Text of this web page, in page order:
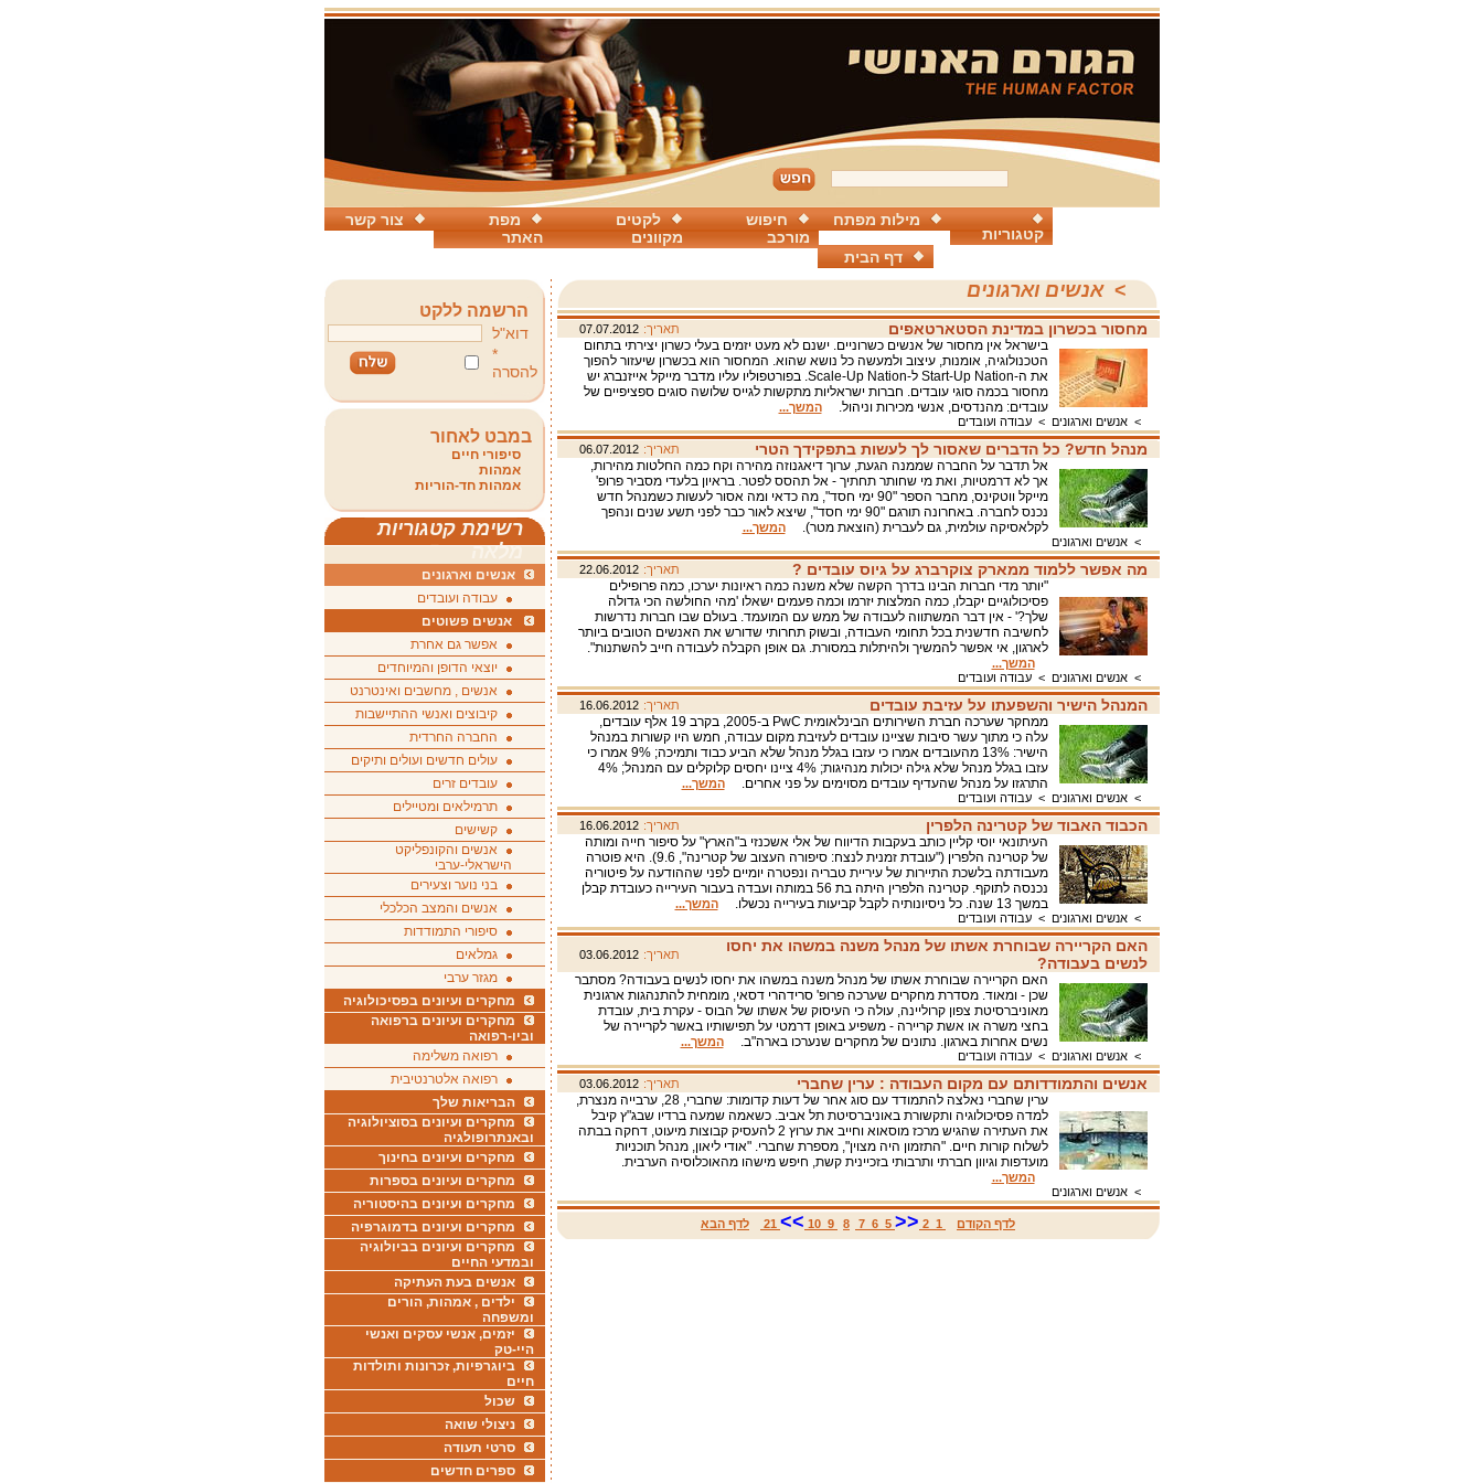
צור קשר
מפת
האתר
לקטים
מקוונים
חיפוש
מורכב
מילות מפתח
קטגוריות
דף הבית
>אנשים וארגונים
מחסור בכשרון במדינת הסטארטאפים תאריך: 07.07.2012
בישראל אין מחסור של אנשים כשרוניים. ישנם לא מעט יזמים בעלי כשרון יצירתי בתחום
הטכנולוגיה, אומנות, עיצוב ולמעשה כל נושא שהוא. המחסור הוא בכשרון שיעזור להפוך
את ה-Start-Up Nation ל-Scale-Up Nation. בפורטפוליו עליו מדבר מייקל אייזנברג יש
מחסור בכמה סוגי עובדים. חברות ישראליות מתקשות לגייס שלושה סוגים ספציפיים של
עובדים: מהנדסים, אנשי מכירות וניהול.המשך...
>אנשים וארגונים >עבודה ועובדים
מנהל חדש? כל הדברים שאסור לך לעשות בתפקידך הטרי תאריך: 06.07.2012
אל תדבר על החברה שממנה הגעת, ערוך דיאגנוזה מהירה וקח כמה החלטות מהירות,
אך לא דרמטיות, ואת מי שחותר תחתיך - אל תהסס לפטר. בראיון בלעדי מסביר פרופ'
מייקל ווטקינס, מחבר הספר "90 ימי חסד", מה כדאי ומה אסור לעשות כשמנהל חדש
נכנס לחברה. באחרונה תורגם "90 ימי חסד", שיצא לאור כבר לפני תשע שנים ונהפך
לקלאסיקה עולמית, גם לעברית (הוצאת מטר).המשך...
>אנשים וארגונים
מה אפשר ללמוד ממארק צוקרברג על גיוס עובדים ? תאריך: 22.06.2012
"יותר מדי חברות הבינו בדרך הקשה שלא משנה כמה ראיונות יערכו, כמה פרופילים
פסיכולוגיים יקבלו, כמה המלצות יזרמו וכמה פעמים ישאלו 'מהי החולשה הכי גדולה
שלך?' - אין דבר המשתווה לעבודה של ממש עם המועמד. בעולם שבו חברות נדרשות
לחשיבה חדשנית בכל תחומי העבודה, ובשוק תחרותי שדורש את האנשים הטובים ביותר
לארגון, אי אפשר להמשיך ולהיתלות במסורת. גם אופן הקבלה לעבודה חייב להשתנות".
המשך...
>אנשים וארגונים >עבודה ועובדים
המנהל הישיר והשפעתו על עזיבת עובדים תאריך: 16.06.2012
ממחקר שערכה חברת השירותים הבינלאומית PwC ב-2005, בקרב 19 אלף עובדים,
עלה כי מתוך עשר סיבות שציינו עובדים לעזיבת מקום עבודה, חמש היו קשורות במנהל
הישיר: 13% מהעובדים אמרו כי עזבו בגלל מנהל שלא הביע כבוד ותמיכה; 9% אמרו כי
עזבו בגלל מנהל שלא גילה יכולות מנהיגות; 4% ציינו יחסים קלוקלים עם המנהל; 4%
התרגזו על מנהל שהעדיף עובדים מסוימים על פני אחרים.המשך...
>אנשים וארגונים >עבודה ועובדים
הכבוד האבוד של קטרינה הלפרין תאריך: 16.06.2012
העיתונאי יוסי קליין כותב בעקבות הדיווח של אלי אשכנזי ב"הארץ" על סיפור חייה ומותה
של קטרינה הלפרין ("עובדת זמנית לנצח: סיפורה העצוב של קטרינה", 9.6). היא פוטרה
מעבודתה בלשכת התיירות של עיריית טבריה ונפטרה יומיים לפני שההודעה על פיטוריה
נכנסה לתוקף. קטרינה הלפרין היתה בת 56 במותה ועבדה בעבור העירייה כעובדת קבלן
במשך 13 שנה. כל ניסיונותיה לקבל קביעות בעירייה נכשלו.
המשך...
>אנשים וארגונים >עבודה ועובדים
האם הקריירה שבוחרת אשתו של מנהל משנה במשהו את יחסו
לנשים בעבודה?
תאריך: 03.06.2012
האם הקריירה שבוחרת אשתו של מנהל משנה במשהו את יחסו לנשים בעבודה? מסתבר
שכן - ומאוד. מסדרת מחקרים שערכה פרופ' סרידהרי דסאי, מומחית להתנהגות ארגונית
מאוניברסיטת צפון קרוליינה, עולה כי העיסוק של אשתו של הבוס - עקרת בית, עובדת
בחצי משרה או אשת קריירה - משפיע באופן דרמטי על תפישותיו באשר לקריירה של
נשים אחרות בארגון. נתונים של מחקרים שנערכו בארה"ב.המשך...
>אנשים וארגונים >עבודה ועובדים
אנשים והתמודדותם עם מקום העבודה : ערין שחברי תאריך: 03.06.2012
ערין שחברי נאלצה להתמודד עם סוג אחר של דעות קדומות: שחברי, 28, ערבייה מנצרת,
למדה פסיכולוגיה ותקשורת באוניברסיטת תל אביב. כשאמה שמעה ברדיו שבג"ץ קיבל
את העתירה שהגיש מרכז מוסאוא וחייב את ערוץ 2 להעסיק קבוצות מיעוט, דחקה בבתה
לשלוח קורות חיים. "התזמון היה מצוין", מספרת שחברי. "אודי ליאון, מנהל תוכניות
מועדפות וגיוון חברתי ותרבותי בזכיינית קשת, חיפש מישהו מהאוכלוסיה הערבית.
המשך...
>אנשים וארגונים
לדף הקודם 1
2
<<
5
6
7
8
9
10
>>
21 לדף הבא
הרשמה ללקט
דוא"ל
*
להסרה
במבט לאחור
סיפורי חיים
אמהות
אמהות חד-הוריות
רשימת קטגוריות
מלאה
אנשים וארגונים
עבודה ועובדים
אנשים פשוטים
אפשר גם אחרת
יוצאי הדופן והמיוחדים
אנשים , מחשבים ואינטרנט
קיבוצים ואנשי ההתיישבות
החברה החרדית
עולים חדשים ועולים ותיקים
עובדים זרים
תרמילאים ומטיילים
קשישים
אנשים והקונפליקט
הישראלי-ערבי
בני נוער וצעירים
אנשים והמצב הכלכלי
סיפורי התמודדות
גמלאים
מגזר ערבי
מחקרים ועיונים בפסיכולוגיה
מחקרים ועיונים ברפואה
וביו-רפואה
רפואה משלימה
רפואה אלטרנטיבית
הבריאות שלך
מחקרים ועיונים בסוציולוגיה
ובאנתרופולגיה
מחקרים ועיונים בחינוך
מחקרים ועיונים בספרות
מחקרים ועיונים בהיסטוריה
מחקרים ועיונים בדמוגרפיה
מחקרים ועיונים בביולוגיה
ובמדעי החיים
אנשים בעת העתיקה
ילדים , אמהות, הורים
ומשפחה
יזמים, אנשי עסקים ואנשי
היי-טק
ביוגרפיות, זכרונות ותולדות
חיים
שכול
ניצולי שואה
סרטי תעודה
ספרים חדשים